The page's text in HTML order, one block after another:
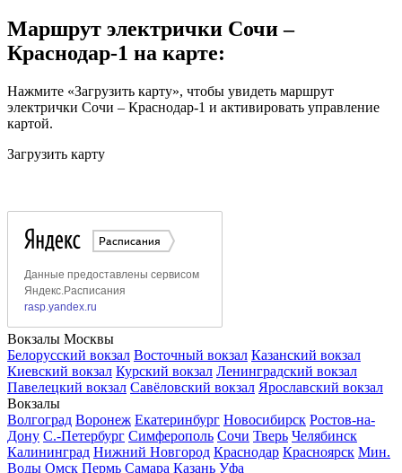
Маршрут электрички Сочи –
Краснодар-1 на карте:
Нажмите «Загрузить карту», чтобы увидеть маршрут
электрички Сочи – Краснодар-1 и активировать управление
картой.
Загрузить карту
Вокзалы Москвы
Белорусский вокзал Восточный вокзал Казанский вокзал
Киевский вокзал Курский вокзал Ленинградский вокзал
Павелецкий вокзал Савёловский вокзал Ярославский вокзал
Вокзалы
Волгоград Воронеж Екатеринбург Новосибирск Ростов-на-
Дону С.-Петербург Симферополь Сочи Тверь Челябинск
Калининград Нижний Новгород Краснодар Красноярск Мин.
Воды Омск Пермь Самара Казань Уфа